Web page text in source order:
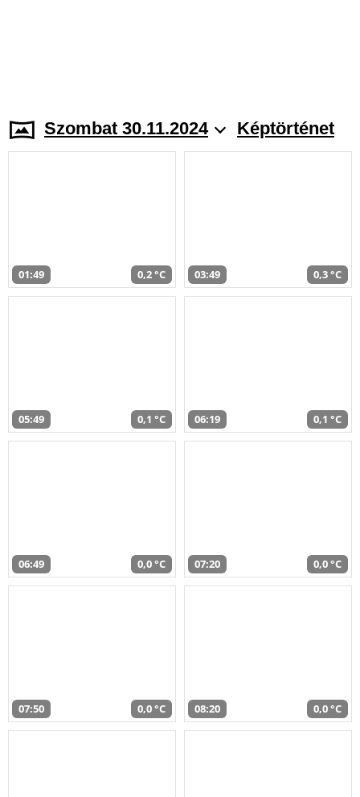
Szombat 30.11.2024 Képtörténet
01:49 0,2 °C 03:49 0,3 °C
05:49 0,1 °C 06:19 0,1 °C
06:49 0,0 °C 07:20 0,0 °C
07:50 0,0 °C 08:20 0,0 °C